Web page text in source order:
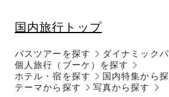
国内旅行トップ
バスツアーを探す
個人旅行（ブーケ）を探す
ダイナミック
ホテル・宿を探す
国内特集から
テーマから探す
写真から探す